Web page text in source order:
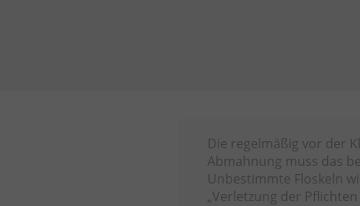
Die regelmäßig vor der
Abmahnung muss das
Unbestimmte Floskeln
„Verletzung der Pflichten